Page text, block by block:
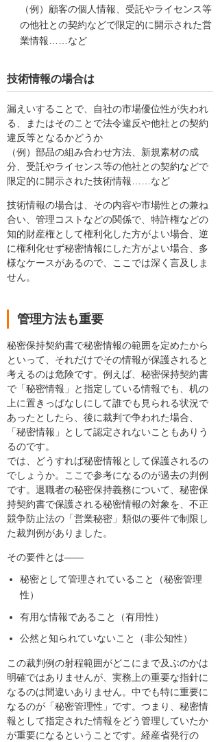
（例）顧客の個人情報、受託やライセンス等
の他社との契約などで限定的に開示された営
業情報……など
技術情報の場合は
漏えいすることで、自社の市場優位性が失われ
る、またはそのことで法令違反や他社との契約
違反等となるかどうか
（例）部品の組み合わせ方法、新規素材の成
分、受託やライセンス等の他社との契約などで
限定的に開示された技術情報……など
技術情報の場合は、その内容や市場性との兼ね
合い、管理コストなどの関係で、特許権などの
知的財産権として権利化した方がよい場合、逆
に権利化せず秘密情報にした方がよい場合、多
様なケースがあるので、ここでは深く言及しま
せん。
管理方法も重要
秘密保持契約書で秘密情報の範囲を定めたから
といって、それだけでその情報が保護されると
考えるのは危険です。例えば、秘密保持契約書
で「秘密情報」と指定している情報でも、机の
上に置きっぱなしにして誰でも見られる状況で
あったとしたら、後に裁判で争われた場合、
「秘密情報」として認定されないこともありう
るのです。
では、どうすれば秘密情報として保護されるの
でしょうか。ここで参考になるのが過去の判例
です。退職者の秘密保持義務について、秘密保
持契約書で保護される秘密情報の対象を、不正
競争防止法の「営業秘密」類似の要件で制限し
た裁判例がありました。
その要件とは――
秘密として管理されていること（秘密管理
性）
有用な情報であること（有用性）
公然と知られていないこと（非公知性）
この裁判例の射程範囲がどこにまで及ぶのかは
明確ではありませんが、実務上の重要な指針に
なるのは間違いありません。中でも特に重要に
なるのが「秘密管理性」です。つまり、秘密情
報として指定された情報をどう管理していたか
が重要になるということです。経産省発行の